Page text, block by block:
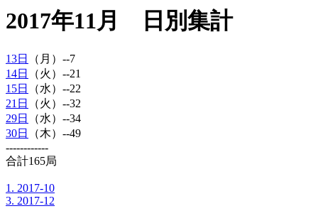
2017年11月 日別集計
13日
（月）--7
14日
（火）--21
15日
（水）--22
21日
（火）--32
29日
（水）--34
30日
（木）--49
------------
合計165局
1. 2017-10
3. 2017-12